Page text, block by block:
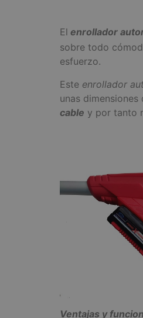
El enrollador
sobre todo
esfuerzo.
Este enrollador
unas
cable y por tanto
Ventajas y